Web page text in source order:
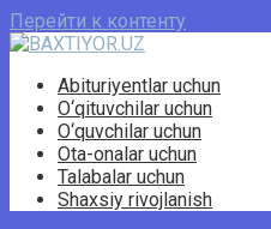
Перейти к контенту
Abituriyentlar uchun
O‘qituvchilar uchun
O‘quvchilar uchun
Ota-onalar uchun
Talabalar uchun
Shaxsiy rivojlanish